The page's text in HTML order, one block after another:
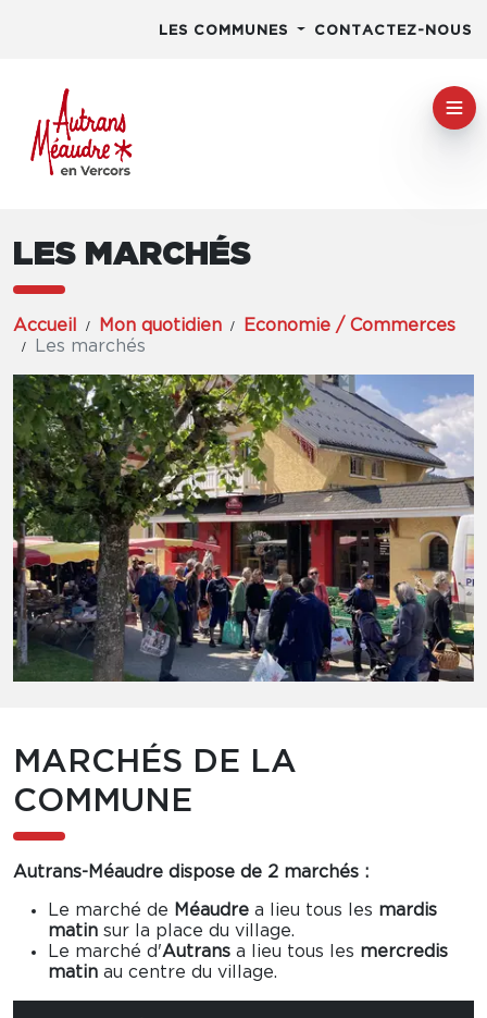
LES COMMUNES CONTACTEZ-NOUS
LES MARCHÉS
Accueil Mon quotidien
Economie / Commerces
Les marchés
MARCHÉS DE LA
COMMUNE
Autrans-Méaudre dispose de 2 marchés :
Le marché de Méaudre a lieu tous les mardis
matin sur la place du village.
Le marché d'Autrans a lieu tous les mercredis
matin au centre du village.